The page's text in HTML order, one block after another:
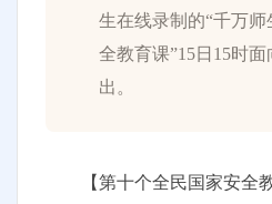
生在线录制的“千万
全教育课”15日15时
出。
【第十个全民国家安全